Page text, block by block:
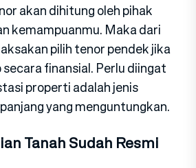
akan dihitung oleh pihak
kemampuanmu. Maka dari
pilih tenor pendek jika
secara finansial. Perlu diingat
properti adalah jenis
yang menguntungkan.
Tanah Sudah Resmi